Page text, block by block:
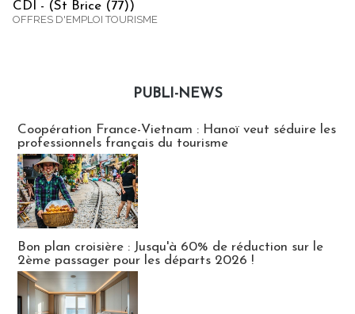
CDI - (St Brice (77))
OFFRES D'EMPLOI TOURISME
PUBLI-NEWS
Coopération France-Vietnam : Hanoï veut séduire les
professionnels français du tourisme
Bon plan croisière : Jusqu'à 60% de réduction sur le
2ème passager pour les départs 2026 !